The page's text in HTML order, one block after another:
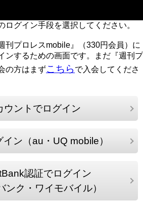
ログイン手段を選択してください。
刊プロレスmobile』（330円会員）に
ンするための画面です。まだ『週刊プ
の方はまずこちら で入会してくださ
ウントでログイン
ン（au・UQ mobile）
認証でログイン
ンク・ワイモバイル）